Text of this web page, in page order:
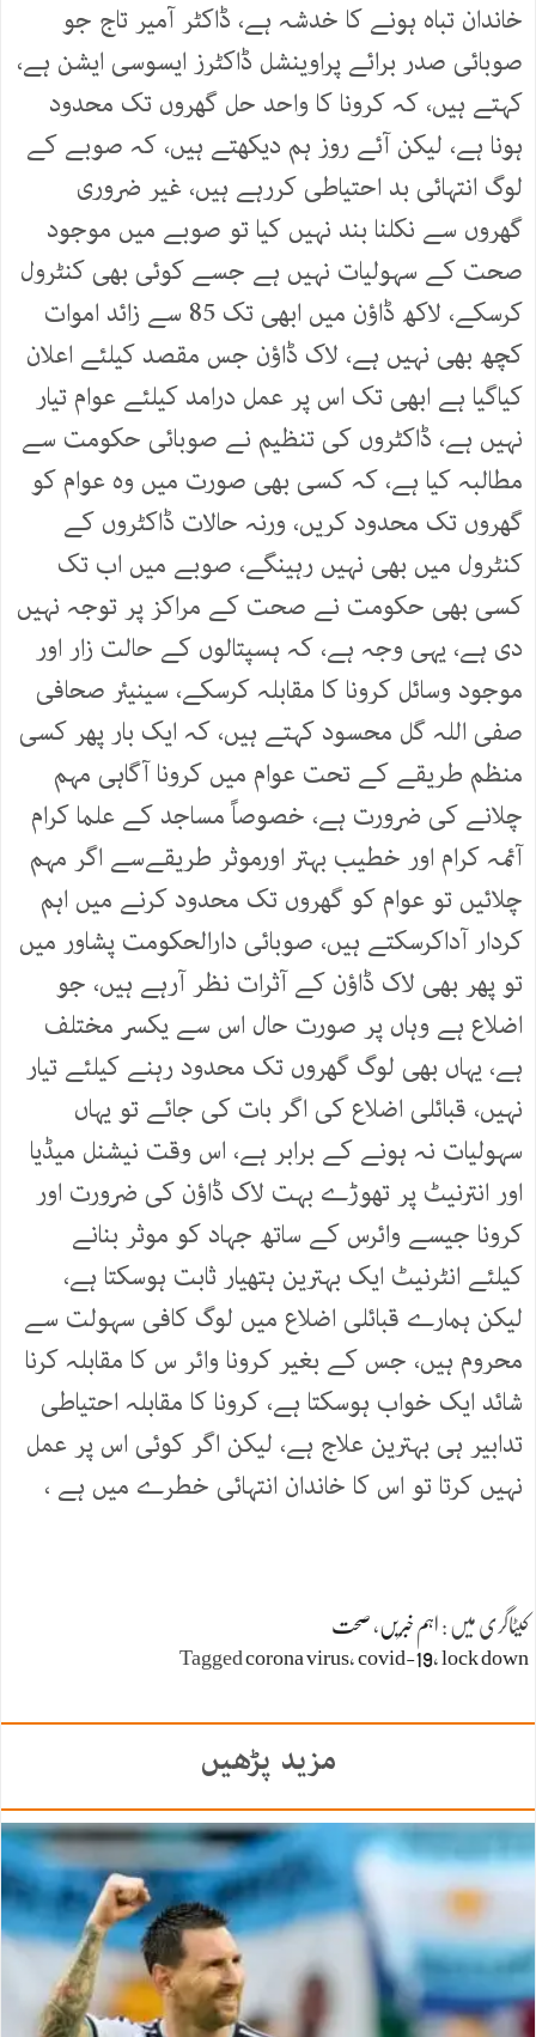
خاندان تباہ ہونے کا خدشہ ہے، ڈاکٹر آمیر تاج جو
صوبائی صدر برائے پراوینشل ڈاکٹرز ایسوسی ایشن ہے،
کہتے ہیں، کہ کرونا کا واحد حل گھروں تک محدود
ہونا ہے، لیکن آئے روز ہم دیکھتے ہیں، کہ صوبے کے
لوگ انتہائی بد احتیاطی کررہے ہیں، غیر ضروری
گھروں سے نکلنا بند نہیں کیا تو صوبے میں موجود
صحت کے سہولیات نہیں ہے جسے کوئی بھی کنٹرول
کرسکے، لاکھ ڈاؤن میں ابھی تک 85 سے زائد اموات
کچھ بھی نہیں ہے، لاک ڈاؤن جس مقصد کیلئے اعلان
کیاگیا ہے ابھی تک اس پر عمل درامد کیلئے عوام تیار
نہیں ہے، ڈاکٹروں کی تنظیم نے صوبائی حکومت سے
مطالبہ کیا ہے، کہ کسی بھی صورت میں وہ عوام کو
گھروں تک محدود کریں، ورنہ حالات ڈاکٹروں کے
کنٹرول میں بھی نہیں رہینگے، صوبے میں اب تک
کسی بھی حکومت نے صحت کے مراکز پر توجہ نہیں
دی ہے، یہی وجہ ہے، کہ ہسپتالوں کے حالت زار اور
موجود وسائل کرونا کا مقابلہ کرسکے، سینیئر صحافی
صفی اللہ گل محسود کہتے ہیں، کہ ایک بار پھر کسی
منظم طریقے کے تحت عوام میں کرونا آگاہی مہم
چلانے کی ضرورت ہے، خصوصاً مساجد کے علما کرام
آئمہ کرام اور خطیب بہتر اورموثر طریقےسے اگر مہم
چلائیں تو عوام کو گھروں تک محدود کرنے میں اہم
کردار آداکرسکتے ہیں، صوبائی دارالحکومت پشاور میں
تو پھر بھی لاک ڈاؤن کے آثرات نظر آرہے ہیں، جو
اضلاع ہے وہاں پر صورت حال اس سے یکسر مختلف
ہے، یہاں بھی لوگ گھروں تک محدود رہنے کیلئے تیار
نہیں، قبائلی اضلاع کی اگر بات کی جائے تو یہاں
سہولیات نہ ہونے کے برابر ہے، اس وقت نیشنل میڈیا
اور انترنیٹ پر تھوڑے بہت لاک ڈاؤن کی ضرورت اور
کرونا جیسے وائرس کے ساتھ جہاد کو موثر بنانے
کیلئے انٹرنیٹ ایک بہترین ہتھیار ثابت ہوسکتا ہے،
لیکن ہمارے قبائلی اضلاع میں لوگ کافی سہولت سے
محروم ہیں، جس کے بغیر کرونا وائر س کا مقابلہ کرنا
شائد ایک خواب ہوسکتا ہے، کرونا کا مقابلہ احتیاطی
تدابیر ہی بہترین علاج ہے، لیکن اگر کوئی اس پر عمل
نہیں کرتا تو اس کا خاندان انتہائی خطرے میں ہے ،
کیٹاگری میں : اہم خبریں ، صحت
Tagged corona virus، covid-19، lock down
مزید پڑھیں